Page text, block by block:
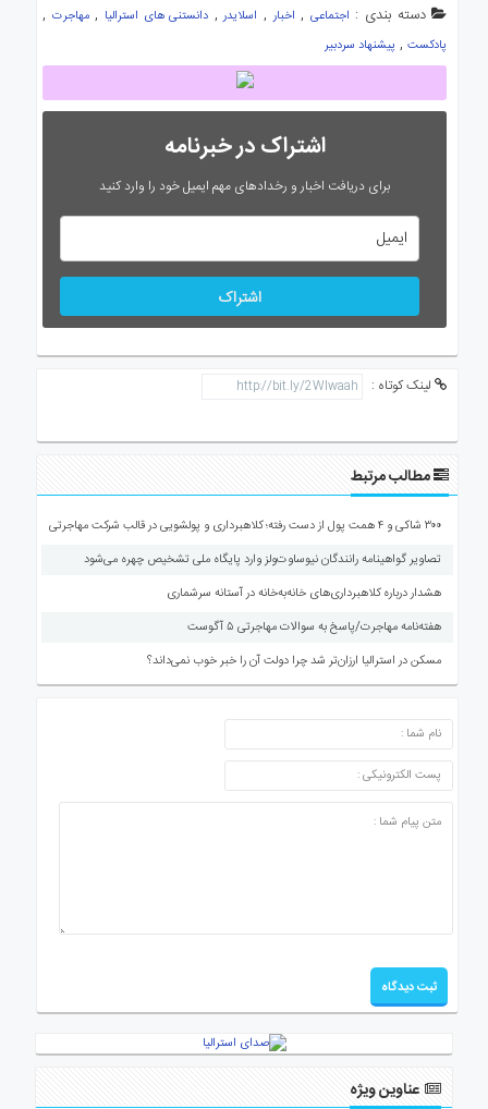
دسته بندی : اجتماعی , اخبار, اسلایدر, دانستنی های استرالیا ,مهاجرت ,
پادکست, پیشنهاد سردبیر
اشتراک در خبرنامه
برای دریافت اخبار و رخدادهای مهم ایمیل خود را وارد کنید
اشتراک
لینک کوتاه :
مطالب مرتبط
۳۰۰ شاکی و ۴ همت پول از دست رفته؛ کلاهبرداری و پولشویی در قالب شرکت مهاجرتی
تصاویر گواهینامه رانندگان نیوساوت‌ولز وارد پایگاه ملی تشخیص چهره می‌شود
هشدار درباره کلاهبرداری‌های خانه‌به‌خانه در آستانه سرشماری
هفته‌نامه مهاجرت/پاسخ به سوالات مهاجرتی ۵ آگوست
مسکن در استرالیا ارزان‌تر شد چرا دولت آن را خبر خوب نمی‌داند؟
ارسال دیدگاه
عناوین ویژه